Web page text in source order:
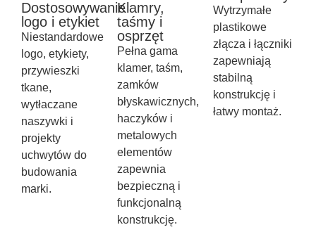
Dostosowywanie
logo i etykiet
Niestandardowe
logo, etykiety,
przywieszki
tkane,
wytłaczane
naszywki i
projekty
uchwytów do
budowania
marki.
Klamry,
taśmy i
osprzęt
Pełna gama
klamer, taśm,
zamków
błyskawicznych,
haczyków i
metalowych
elementów
zapewnia
bezpieczną i
funkcjonalną
konstrukcję.
Wytrzymałe
plastikowe
złącza i łączniki
zapewniają
stabilną
konstrukcję i
łatwy montaż.